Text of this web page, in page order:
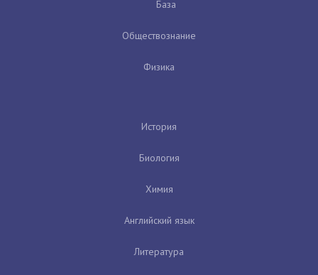
База
Обществознание
Физика
История
Биология
Химия
Английский язык
Литература